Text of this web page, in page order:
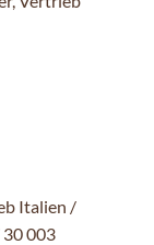
Italien /
003